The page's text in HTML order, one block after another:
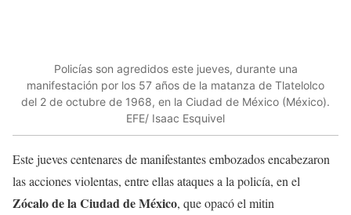
Policías son agredidos este jueves, durante una
manifestación por los 57 años de la matanza de Tlatelolco
del 2 de octubre de 1968, en la Ciudad de México (México).
EFE/ Isaac Esquivel
Este jueves centenares de manifestantes embozados encabezaron
las acciones violentas, entre ellas ataques a la policía, en el
Zócalo de la Ciudad de México, que opacó el mitin